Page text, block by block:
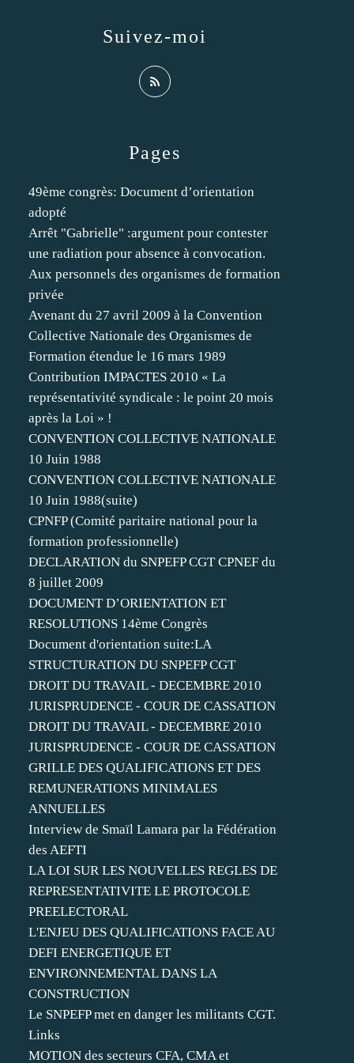
Pages
49ème congrès: Document d’orientation
adopté
Arrêt "Gabrielle" :argument pour contester
une radiation pour absence à convocation.
Aux personnels des organismes de formation
privée
Avenant du 27 avril 2009 à la Convention
Collective Nationale des Organismes de
Formation étendue le 16 mars 1989
Contribution IMPACTES 2010 « La
représentativité syndicale : le point 20 mois
après la Loi » !
CONVENTION COLLECTIVE NATIONALE
10 Juin 1988
CONVENTION COLLECTIVE NATIONALE
10 Juin 1988(suite)
CPNFP (Comité paritaire national pour la
formation professionnelle)
DECLARATION du SNPEFP CGT CPNEF du
8 juillet 2009
DOCUMENT D’ORIENTATION ET
RESOLUTIONS 14ème Congrès
Document d'orientation suite:LA
STRUCTURATION DU SNPEFP CGT
DROIT DU TRAVAIL - DECEMBRE 2010
JURISPRUDENCE - COUR DE CASSATION
DROIT DU TRAVAIL - DECEMBRE 2010
JURISPRUDENCE - COUR DE CASSATION
GRILLE DES QUALIFICATIONS ET DES
REMUNERATIONS MINIMALES
ANNUELLES
Interview de Smaïl Lamara par la Fédération
des AEFTI
LA LOI SUR LES NOUVELLES REGLES DE
REPRESENTATIVITE LE PROTOCOLE
PREELECTORAL
L'ENJEU DES QUALIFICATIONS FACE AU
DEFI ENERGETIQUE ET
ENVIRONNEMENTAL DANS LA
CONSTRUCTION
Le SNPEFP met en danger les militants CGT.
Links
MOTION des secteurs CFA, CMA et
Suivez-moi